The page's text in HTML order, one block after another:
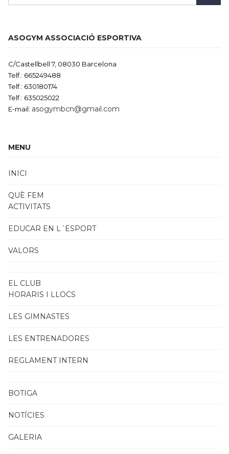
ASOGYM ASSOCIACIÓ ESPORTIVA
C/Castellbell 7, 08030 Barcelona
Telf.: 665249488
Telf.: 630180174
Telf.: 635025022
E-mail: asogymbcn@gmail.com
MENU
INICI
QUÈ FEM
ACTIVITATS
EDUCAR EN L´ESPORT
VALORS
EL CLUB
HORARIS I LLOCS
LES GIMNASTES
LES ENTRENADORES
REGLAMENT INTERN
BOTIGA
NOTÍCIES
GALERIA